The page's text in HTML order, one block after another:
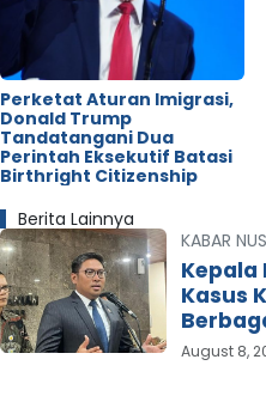
Perketat Aturan Imigrasi,
Donald Trump
Tandatangani Dua
Perintah Eksekutif Batasi
Birthright Citizenship
Berita Lainnya
KABAR
Kepala
Kasus
August 8,